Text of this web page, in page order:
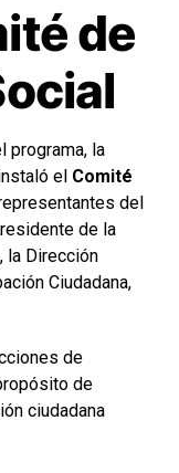
de
programa, la
el Comité
del
de la
, la Dirección
Ciudadana,
de
de
ciudadana